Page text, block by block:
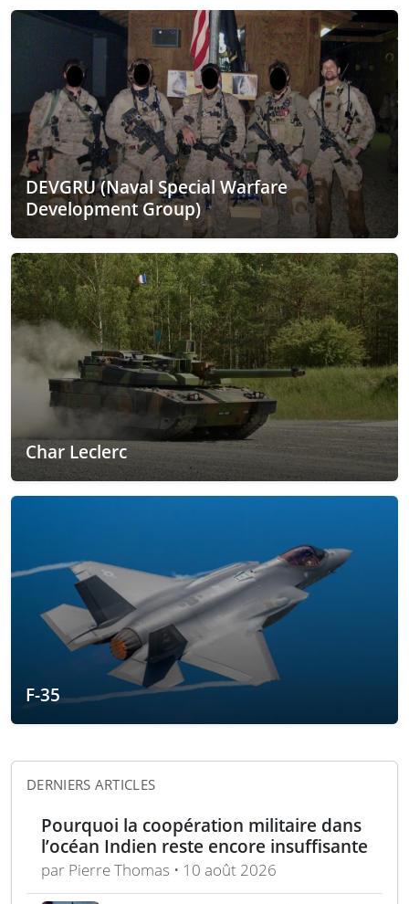
DEVGRU (Naval Special Warfare
Development Group)
Char Leclerc
F-35
DERNIERS ARTICLES
Pourquoi la coopération militaire dans
l’océan Indien reste encore insuffisante
par Pierre Thomas • 10 août 2026